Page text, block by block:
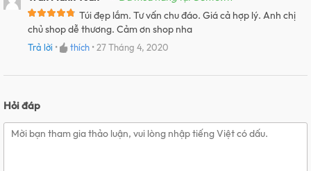
Túi đẹp lắm. Tư vấn chu đáo. Giá cả hợp lý. Anh chị
chủ shop dễ thương. Cảm ơn shop nha
Trả lời • thích •27 Tháng 4, 2020
Hỏi đáp